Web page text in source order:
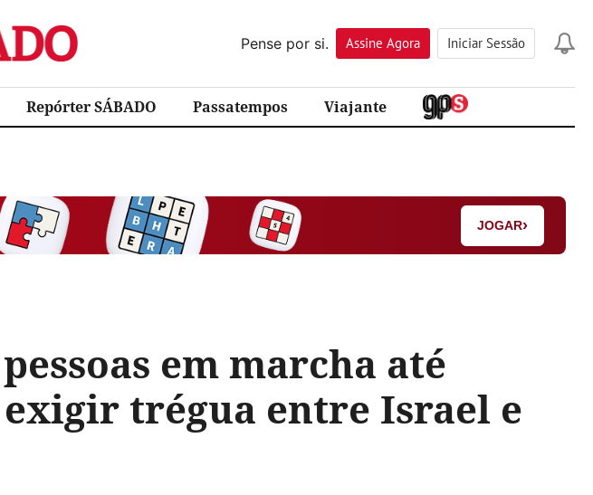
Pense por si.
Assine Agora Iniciar Sessão
Repórter SÁBADO Passatempos Viajante
JOGAR›
em marcha até
trégua entre Israel e